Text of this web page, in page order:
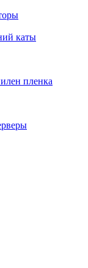
каты
пленка